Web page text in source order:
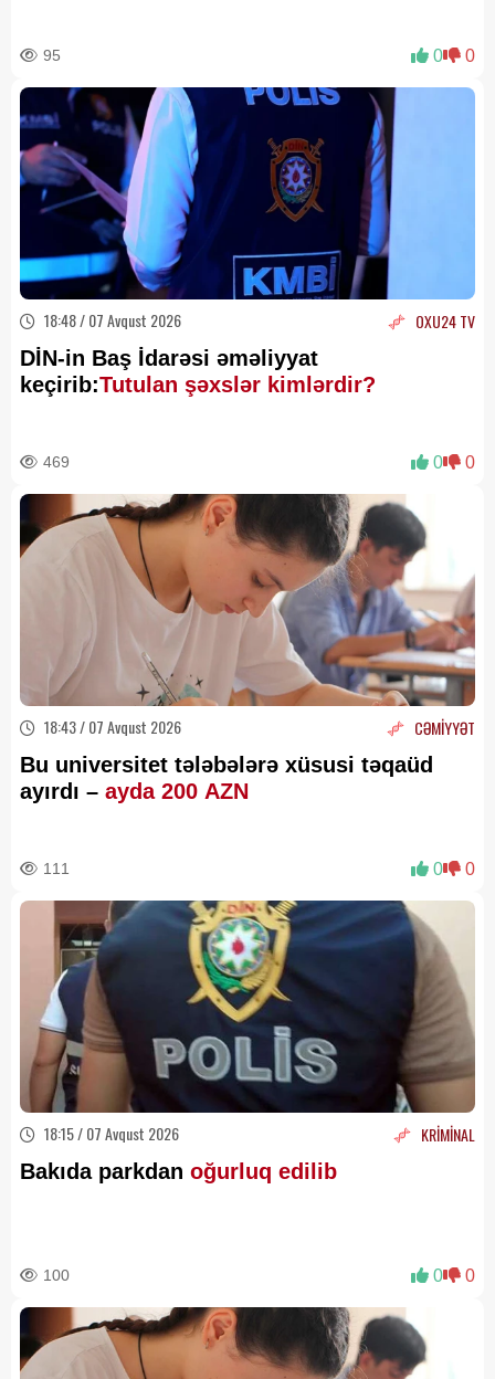
95 0 0
18:48 / 07 Avqust 2026 OXU24 TV
DİN-in Baş İdarəsi əməliyyat
keçirib:Tutulan şəxslər kimlərdir?
469 0 0
18:43 / 07 Avqust 2026 CƏMİYYƏT
Bu universitet tələbələrə xüsusi təqaüd
ayırdı – ayda 200 AZN
111 0 0
18:15 / 07 Avqust 2026 KRİMİNAL
Bakıda parkdan oğurluq edilib
100 0 0